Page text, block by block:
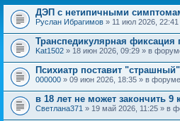
ДЭП с нетипичными
Руслан Ибрагимов » 11 июл 2026,
Транспедикулярная фиксация
Kat1502 » 18 июн 2026, 09:29 » в
Психиатр поставит
000000 » 09 июн 2026, 18:35 » в форуме
в 18 лет не может закончить 9
Светлана371 » 19 май 2026, 11:25 » в